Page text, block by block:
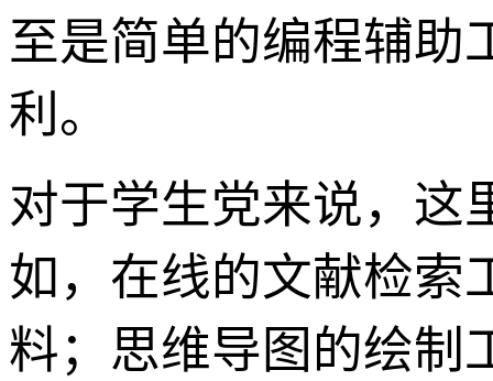
至是简单的编程辅助
利。
对于学生党来说，这
如，在线的文献检索
料；思维导图的绘制